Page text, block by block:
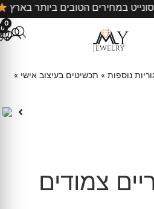
במחירים הטובים ביותר בארץ
0
0
נוספות » תכשיטים בעיצוב אישי »
צמודים